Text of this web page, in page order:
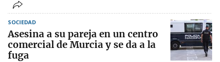
SOCIEDAD
Asesina a su pareja en un centro
comercial de Murcia y se da a la
fuga